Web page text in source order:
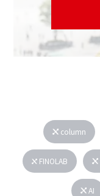
column
FINOLAB
AI